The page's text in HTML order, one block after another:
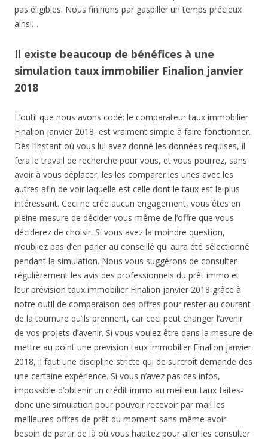
pas éligibles. Nous finirions par gaspiller un temps précieux
ainsi…
Il existe beaucoup de bénéfices à une
simulation taux immobilier Finalion janvier
2018
L’outil que nous avons codé: le comparateur taux immobilier
Finalion janvier 2018, est vraiment simple à faire fonctionner.
Dès l’instant où vous lui avez donné les données requises, il
fera le travail de recherche pour vous, et vous pourrez, sans
avoir à vous déplacer, les les comparer les unes avec les
autres afin de voir laquelle est celle dont le taux est le plus
intéressant. Ceci ne crée aucun engagement, vous êtes en
pleine mesure de décider vous-même de l’offre que vous
déciderez de choisir. Si vous avez la moindre question,
n’oubliez pas d’en parler au conseillé qui aura été sélectionné
pendant la simulation. Nous vous suggérons de consulter
régulièrement les avis des professionnels du prêt immo et
leur prévision taux immobilier Finalion janvier 2018 grâce à
notre outil de comparaison des offres pour rester au courant
de la tournure qu’ils prennent, car ceci peut changer l’avenir
de vos projets d’avenir. Si vous voulez être dans la mesure de
mettre au point une prevision taux immobilier Finalion janvier
2018, il faut une discipline stricte qui de surcroît demande des
une certaine expérience. Si vous n’avez pas ces infos,
impossible d’obtenir un crédit immo au meilleur taux faites-
donc une simulation pour pouvoir recevoir par mail les
meilleures offres de prêt du moment sans même avoir
besoin de partir de là où vous habitez pour aller les consulter